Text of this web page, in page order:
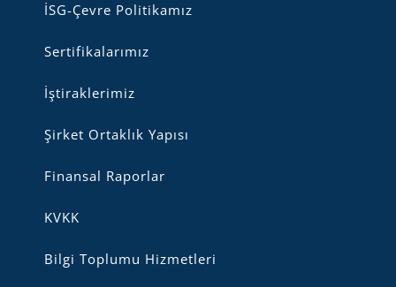
İSG-Çevre Politikamız
Sertifikalarımız
İştiraklerimiz
Şirket Ortaklık Yapısı
Finansal Raporlar
KVKK
Bilgi Toplumu Hizmetleri